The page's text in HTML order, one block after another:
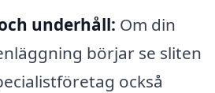
underhåll: Om din
börjar se sliten
också